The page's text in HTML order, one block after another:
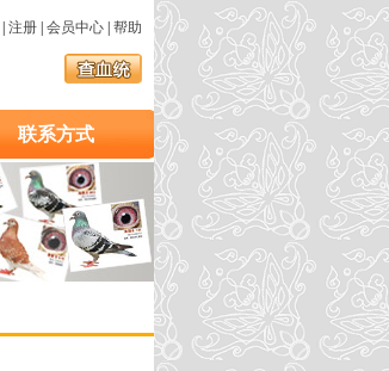
注册 会员中心 帮助
联系方式